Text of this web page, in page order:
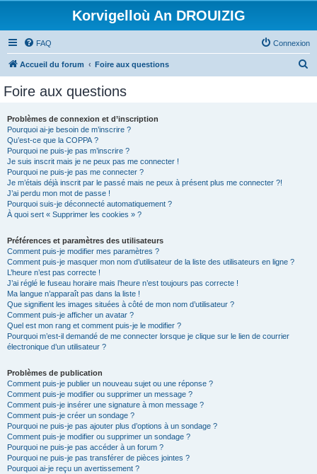
Korvigelloù An DROUIZIG
FAQ Connexion
Accueil du forum Foire aux questions
Foire aux questions
Problèmes de connexion et d’inscription
Pourquoi ai-je besoin de m’inscrire ?
Qu’est-ce que la COPPA ?
Pourquoi ne puis-je pas m’inscrire ?
Je suis inscrit mais je ne peux pas me connecter !
Pourquoi ne puis-je pas me connecter ?
Je m’étais déjà inscrit par le passé mais ne peux à présent plus me connecter ?!
J’ai perdu mon mot de passe !
Pourquoi suis-je déconnecté automatiquement ?
À quoi sert « Supprimer les cookies » ?
Préférences et paramètres des utilisateurs
Comment puis-je modifier mes paramètres ?
Comment puis-je masquer mon nom d’utilisateur de la liste des utilisateurs en ligne ?
L’heure n’est pas correcte !
J’ai réglé le fuseau horaire mais l’heure n’est toujours pas correcte !
Ma langue n’apparaît pas dans la liste !
Que signifient les images situées à côté de mon nom d’utilisateur ?
Comment puis-je afficher un avatar ?
Quel est mon rang et comment puis-je le modifier ?
Pourquoi m’est-il demandé de me connecter lorsque je clique sur le lien de courrier
électronique d’un utilisateur ?
Problèmes de publication
Comment puis-je publier un nouveau sujet ou une réponse ?
Comment puis-je modifier ou supprimer un message ?
Comment puis-je insérer une signature à mon message ?
Comment puis-je créer un sondage ?
Pourquoi ne puis-je pas ajouter plus d’options à un sondage ?
Comment puis-je modifier ou supprimer un sondage ?
Pourquoi ne puis-je pas accéder à un forum ?
Pourquoi ne puis-je pas transférer de pièces jointes ?
Pourquoi ai-je reçu un avertissement ?